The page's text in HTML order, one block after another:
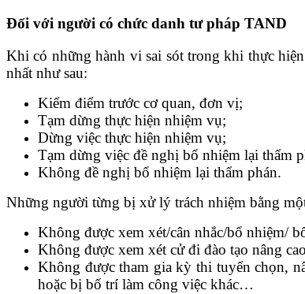
Đối với người có chức danh tư pháp TAND
Khi có những hành vi sai sót trong khi thực
nhất như sau:
Kiểm điểm trước cơ quan, đơn vị;
Tạm dừng thực hiện nhiệm vụ;
Dừng việc thực hiện nhiệm vụ;
Tạm dừng việc đề nghị bổ nhiệm lại thẩm
Không đề nghị bổ nhiệm lại thẩm phán.
Những người từng bị xử lý trách nhiệm bằng
Không được xem xét/cân nhắc/bổ nhiệm/
Không được xem xét cử đi đào tạo nâng
Không được tham gia kỳ thi tuyển chọn,
hoặc bị bố trí làm công việc khác…